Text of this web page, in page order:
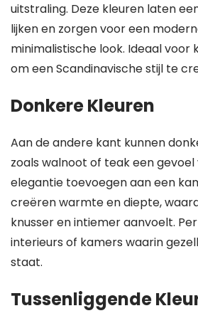
uitstraling. Deze kleuren laten
lijken en zorgen voor een
minimalistische look. Ideaal voor
om een Scandinavische stijl te
Donkere Kleuren
Aan de andere kant kunnen
zoals walnoot of teak een gevoel
elegantie toevoegen aan een
creëren warmte en diepte,
knusser en intiemer aanvoelt.
interieurs of kamers waarin
staat.
Tussenliggende